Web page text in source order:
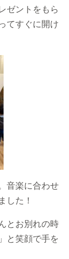
ゼントをもら
てすぐに開け
音楽に合わせ
した！
とお別れの時
と笑顔で手を